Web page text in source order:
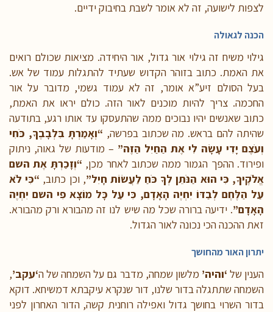
לצפות לישועה, זה לא אומר לשבת בחיבוק ידיים.
הכנה לגאולה
גילוי משיח זה גילוי אור גדול, אור היחידה. מציאות שכולם רואים
את האמת. כתוב בזוהר הקדוש שעתיד להתגלות עמוד של אש.
בעל הסולם זיע”א אומר, זה לא עמוד גשמי, מדובר על אור
החכמה. צריך להיות מוכנים לאור הזה. כולם יראו את האמת,
כתוב שאנשים יהיו נבוכים ממה שהתעסקו עד אותו רגע, בתודעה
שהיתה להם בראש. מה שכתוב בפרשה, “וְאָמַרְתָּ בִּלְבָבֶךָ, כֹּחִי
וְעֹצֶם יָדִי עָשָׂה לִי אֶת הַחַיִל הַזֶּה” – מודעות של גאוה, ניתוק
ופירוד. ההפך הגמור ממה שכתוב לאחר מכן, “וְזָכַרְתָּ אֶת השם
אֱלֹקֶיךָ, כִּי הוּא הַנֹּתֵן לְךָ כֹּחַ לַעֲשׂוֹת חָיִל”, וכן כתוב, “כִּי לֹא
עַל הַלֶּחֶם לְבַדּוֹ יִחְיֶה הָאָדָם, כִּי עַל כָּל מוֹצָא פִי השם יִחְיֶה
הָאָדָם”. ידיעה ברורה שכל מה שיש לנו זה מהבורא ורק מהבורא.
זאת ההכנה הכי נכונה לאור הגדול.
יתרון האור מהחושך
הענין של ‘והיה’ מלשון שמחה, מדבר גם על השמחה של ה‘עקב’,
השמחה שתתגלה בדור שלנו, דור שנקרא עיקבתא דמשיחא. דוקא
בדור השרוי בחושך גדול ואפילה רוחנית קשה, הדור האחרון לפני